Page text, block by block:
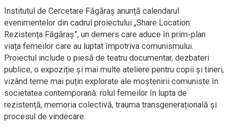
Institutul de Cercetare Făgăraș anunță calendarul
evenimentelor din cadrul proiectului „Share Location:
Rezistența Făgăraș”, un demers care aduce în prim-plan
viața femeilor care au luptat împotriva comunismului.
Proiectul include o piesă de teatru documentar, dezbateri
publice, o expoziție și mai multe ateliere pentru copii și tineri,
vizând teme mai puțin explorate ale moștenirii comuniste în
societatea contemporană: rolul femeilor în lupta de
rezistență, memoria colectivă, trauma transgenerațională și
procesul de vindecare.